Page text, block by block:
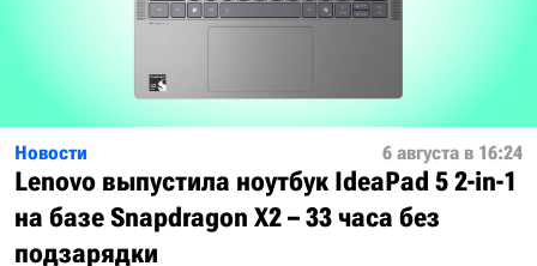
Новости 6 августа в 16:24
Lenovo выпустила ноутбук IdeaPad 5 2-in-1
на базе Snapdragon X2 – 33 часа без
подзарядки